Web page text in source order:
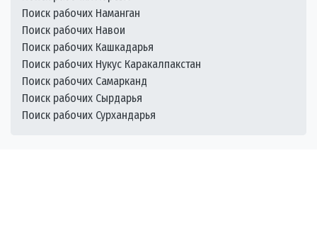
Поиск рабочих Наманган
Поиск рабочих Навои
Поиск рабочих Кашкадарья
Поиск рабочих Нукус Каракалпакстан
Поиск рабочих Самарканд
Поиск рабочих Сырдарья
Поиск рабочих Сурхандарья